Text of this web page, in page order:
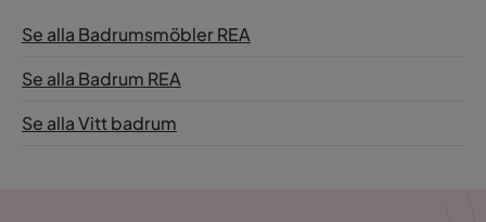
Stil
Bruk
Serie
Se alla Badrumsmöbler REA
Se alla Badrum REA
Se alla Vitt badrum